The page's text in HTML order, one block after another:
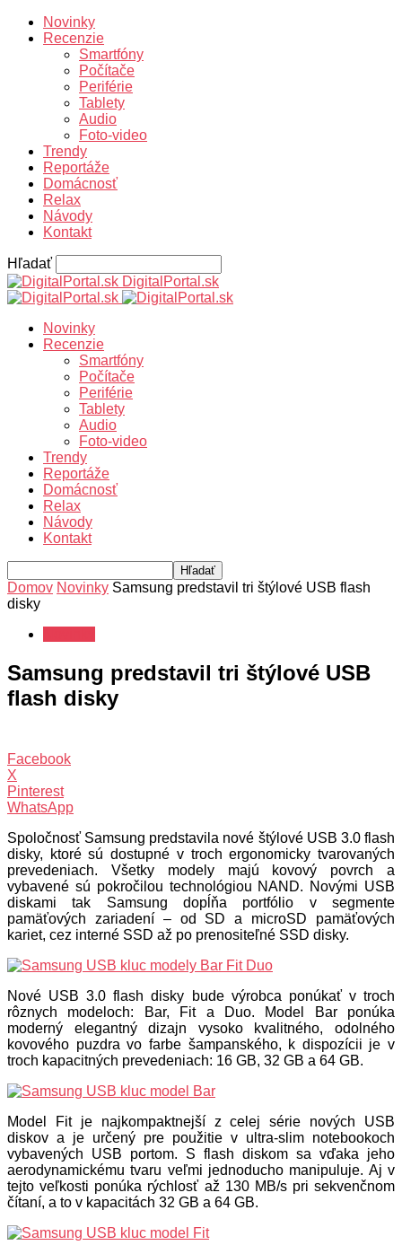
Novinky
Recenzie
Smartfóny
Počítače
Periférie
Tablety
Audio
Foto-video
Trendy
Reportáže
Domácnosť
Relax
Návody
Kontakt
Hľadať
DigitalPortal.sk
Novinky
Recenzie
Smartfóny
Počítače
Periférie
Tablety
Audio
Foto-video
Trendy
Reportáže
Domácnosť
Relax
Návody
Kontakt
Domov Novinky Samsung predstavil tri štýlové USB flash
disky
Samsung predstavil tri štýlové USB
flash disky
Facebook
X
Pinterest
WhatsApp
Spoločnosť Samsung predstavila nové štýlové USB 3.0 flash
disky, ktoré sú dostupné v troch ergonomicky tvarovaných
prevedeniach. Všetky modely majú kovový povrch a
vybavené sú pokročilou technológiou NAND. Novými USB
diskami tak Samsung dopĺňa portfólio v segmente
pamäťových zariadení – od SD a microSD pamäťových
kariet, cez interné SSD až po prenositeľné SSD disky.
Nové USB 3.0 flash disky bude výrobca ponúkať v troch
rôznych modeloch: Bar, Fit a Duo. Model Bar ponúka
moderný elegantný dizajn vysoko kvalitného, odolného
kovového puzdra vo farbe šampanského, k dispozícii je v
troch kapacitných prevedeniach: 16 GB, 32 GB a 64 GB.
Model Fit je najkompaktnejší z celej série nových USB
diskov a je určený pre použitie v ultra-slim notebookoch
vybavených USB portom. S flash diskom sa vďaka jeho
aerodynamickému tvaru veľmi jednoducho manipuluje. Aj v
tejto veľkosti ponúka rýchlosť až 130 MB/s pri sekvenčnom
čítaní, a to v kapacitách 32 GB a 64 GB.